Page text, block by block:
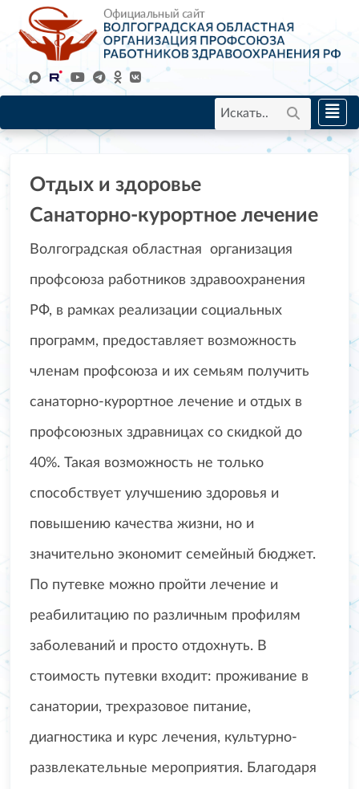
Отдых и здоровье
Санаторно-курортное лечение
Волгоградская областная организация
профсоюза работников здравоохранения
РФ, в рамках реализации социальных
программ, предоставляет возможность
членам профсоюза и их семьям получить
санаторно-курортное лечение и отдых в
профсоюзных здравницах со скидкой до
40%. Такая возможность не только
способствует улучшению здоровья и
повышению качества жизни, но и
значительно экономит семейный бюджет.
По путевке можно пройти лечение и
реабилитацию по различным профилям
заболеваний и просто отдохнуть. В
стоимость путевки входит: проживание в
санатории, трехразовое питание,
диагностика и курс лечения, культурно-
развлекательные мероприятия. Благодаря